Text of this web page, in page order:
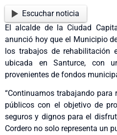
Escuchar noticia
El alcalde de la Ciudad
anunció hoy que el Municipio
los trabajos de rehabilitación
ubicada en Santurce, con
provenientes de fondos
“Continuamos trabajando para
públicos con el objetivo de
seguros y dignos para el
Cordero no solo representa un